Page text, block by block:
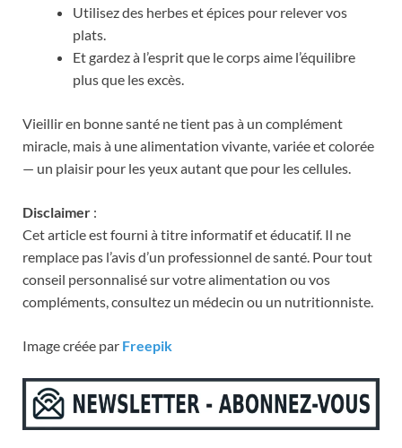
Utilisez des herbes et épices pour relever vos
plats.
Et gardez à l’esprit que le corps aime l’équilibre
plus que les excès.
Vieillir en bonne santé ne tient pas à un complément
miracle, mais à une alimentation vivante, variée et colorée
— un plaisir pour les yeux autant que pour les cellules.
Disclaimer :
Cet article est fourni à titre informatif et éducatif. Il ne
remplace pas l’avis d’un professionnel de santé. Pour tout
conseil personnalisé sur votre alimentation ou vos
compléments, consultez un médecin ou un nutritionniste.
Image créée par Freepik